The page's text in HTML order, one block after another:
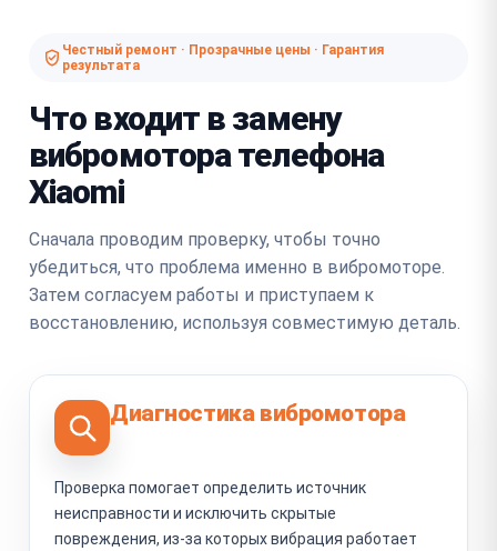
Честный ремонт · Прозрачные цены · Гарантия
результата
Что входит в замену
вибромотора телефона
Xiaomi
Сначала проводим проверку, чтобы точно
убедиться, что проблема именно в вибромоторе.
Затем согласуем работы и приступаем к
восстановлению, используя совместимую деталь.
Диагностика вибромотора
Проверка помогает определить источник
неисправности и исключить скрытые
повреждения, из-за которых вибрация работает